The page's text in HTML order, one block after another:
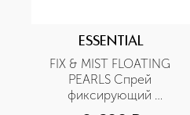
ESSENTIAL
FIX & MIST FLOATING
PEARLS Спрей
фиксирующий
освежающий